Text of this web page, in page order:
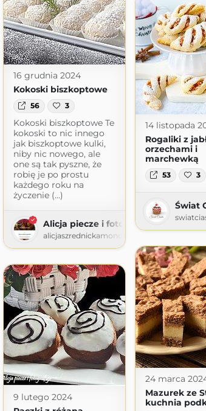
16 grudnia 2024
Kokoski biszkoptowe
56 3
Kokoski biszkoptowe Te
kokoski to nic innego
jak biszkoptowe kulki,
niby nic nowego, ale
one są tak pyszne, że
robię je po prostu
każdego roku na
życzenie (...)
Alicja piecze i fotografuje
alicjaszrednickamondr.wordpress.com
14 listopada
Rogaliki z
orzechami i
marchewką
53 3
Świat
24 marca
Mazurek ze
kuchnia
9 lutego 2024